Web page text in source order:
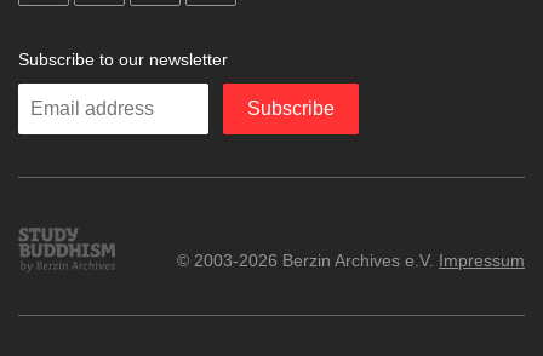
Subscribe to our newsletter
Enter
Subscribe
Study
Buddhism
© 2003-2026 Berzin Archives e.V. Impressum